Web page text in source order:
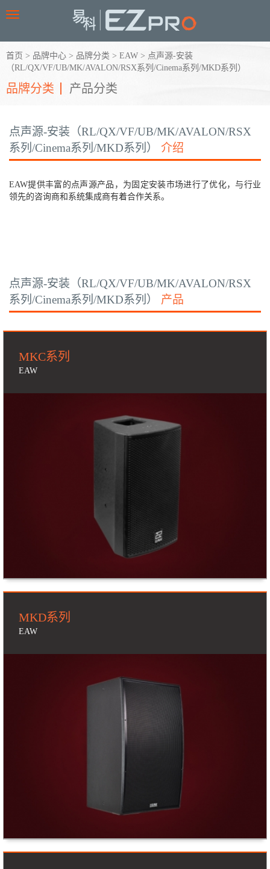
Toggle
首页 > 品牌中心 > 品牌分类 > EAW > 点声源-安装
（RL/QX/VF/UB/MK/AVALON/RSX系列/Cinema系列/MKD系列）
品牌分类 产品分类
点声源-安装（RL/QX/VF/UB/MK/AVALON/RSX
系列/Cinema系列/MKD系列）
介绍
EAW提供丰富的点声源产品，为固定安装市场进行了优化，与行业
领先的咨询商和系统集成商有着合作关系。
点声源-安装（RL/QX/VF/UB/MK/AVALON/RSX
系列/Cinema系列/MKD系列）
产品
MKC系列
EAW
MKD系列
EAW